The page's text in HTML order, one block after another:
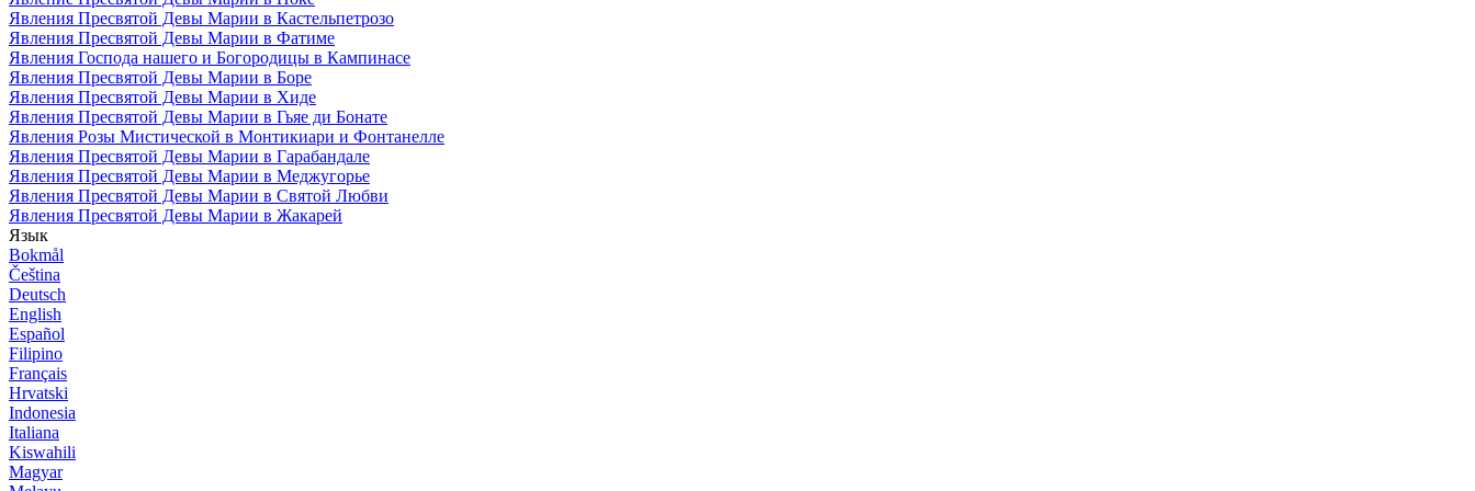
Явления Пресвятой Девы Марии в Кастельпетрозо
Явления Пресвятой Девы Марии в Фатиме
Явления Господа нашего и Богородицы в Кампинасе
Явления Пресвятой Девы Марии в Боре
Явления Пресвятой Девы Марии в Хиде
Явления Пресвятой Девы Марии в Гьяе ди Бонате
Явления Розы Мистической в Монтикиари и Фонтанелле
Явления Пресвятой Девы Марии в Гарабандале
Явления Пресвятой Девы Марии в Меджугорье
Явления Пресвятой Девы Марии в Святой Любви
Явления Пресвятой Девы Марии в Жакарей
Язык
Bokmål
Čeština
Deutsch
English
Español
Filipino
Français
Hrvatski
Indonesia
Italiana
Kiswahili
Magyar